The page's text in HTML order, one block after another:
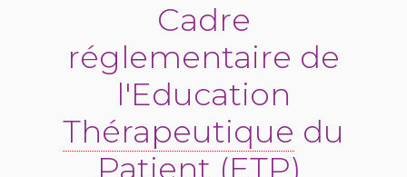
Cadre
réglementaire de
l'Education
Thérapeutique du
Patient (ETP)